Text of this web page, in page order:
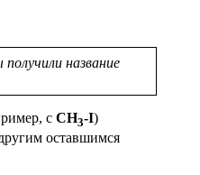
название
с CH3-I)
оставшимся